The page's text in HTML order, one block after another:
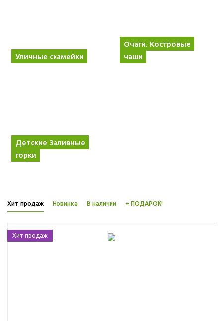
Уличные скамейки
Очаги. Костровые
чаши
Детские Заливные
горки
Хит продаж Новинка В наличии + ПОДАРОК!
Хит продаж